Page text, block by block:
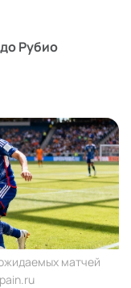
Рубио
матчей